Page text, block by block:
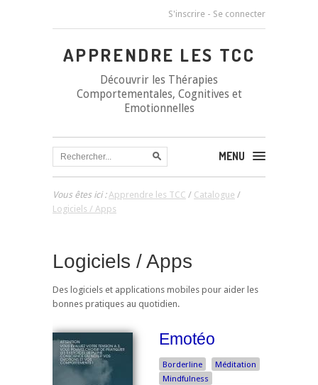
S'inscrire - Se connecter
APPRENDRE LES TCC
Découvrir les Thérapies
Comportementales, Cognitives et
Emotionnelles
MENU
Vous êtes ici :Apprendre les TCC / Catalogue /
Logiciels / Apps
Logiciels / Apps
Des logiciels et applications mobiles pour aider les
bonnes pratiques au quotidien.
Emotéo
Borderline
Méditation
Mindfulness